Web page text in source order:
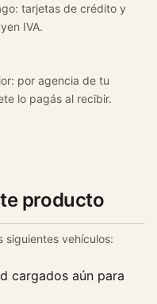
tarjetas de crédito y
IVA.
por agencia de tu
lo pagás al recibir.
producto
siguientes vehículos:
cargados aún para